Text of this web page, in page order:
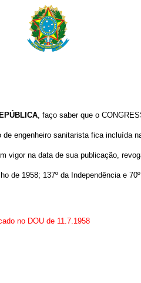
, faço saber que o
de engenheiro sanitarista fica incluída
vigor na data de sua publicação,
de 1958; 137º da Independência e
no DOU de 11.7.1958